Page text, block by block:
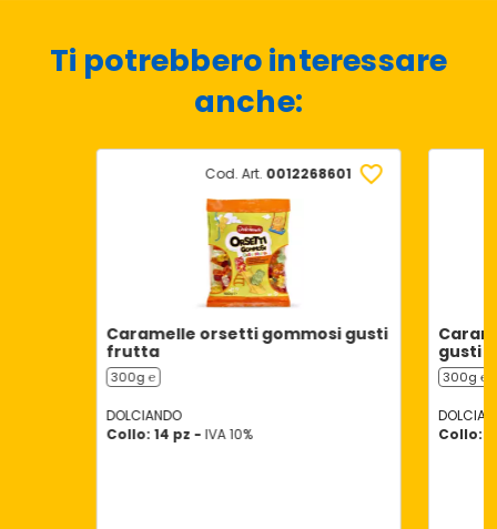
Ti potrebbero interessare
anche:
Cod. Art. 0012268601
Caramelle orsetti gommosi gusti
frutta
300g ℮
DOLCIANDO
Collo: 14 pz - IVA 10%
gusti
300g ℮
Collo: